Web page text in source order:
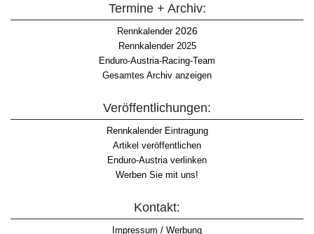
Termine + Archiv:
Rennkalender2026
Rennkalender 2025
Enduro-Austria-Racing-Team
Gesamtes Archiv anzeigen
Veröffentlichungen:
Rennkalender Eintragung
Artikel veröffentlichen
Enduro-Austria verlinken
Werben Sie mit uns!
Kontakt:
Impressum / Werbung